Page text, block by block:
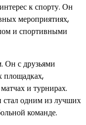
к спорту. Он
мероприятиях,
и спортивными
Он с друзьями
площадках,
и турнирах.
стал одним из лучших
команде.